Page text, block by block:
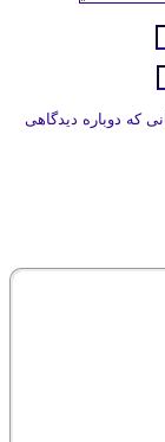
که دوباره دیدگاهی